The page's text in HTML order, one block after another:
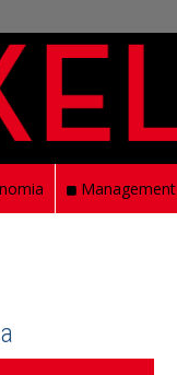
Management